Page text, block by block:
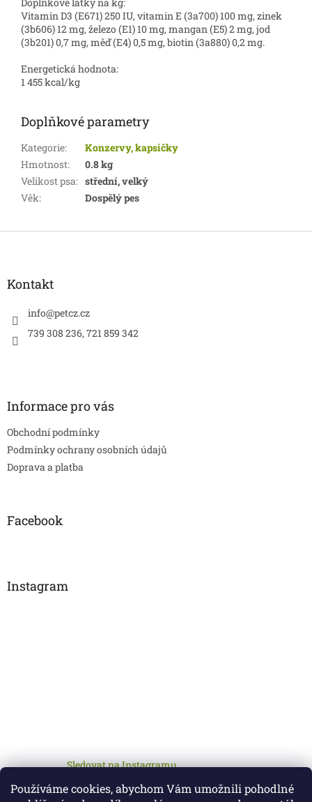
Používáme cookies, abychom Vám umožnili pohodlné
Doplňkové látky na kg:
Vitamin D3 (E671) 250 IU, vitamin E (3a700) 100 mg, zinek
(3b606) 12 mg, železo (E1) 10 mg, mangan (E5) 2 mg, jod
(3b201) 0,7 mg, měď (E4) 0,5 mg, biotin (3a880) 0,2 mg.
Energetická hodnota:
1 455 kcal/kg
Doplňkové parametry
Kategorie:
Konzervy, kapsičky
Hmotnost:
0.8 kg
Velikost psa: střední, velký
Věk: Dospělý pes
Kontakt
info@petcz.cz
739 308 236, 721 859 342
Informace pro vás
Obchodní podmínky
Podmínky ochrany osobních údajů
Doprava a platba
Facebook
Instagram
Sledovat na Instagramu